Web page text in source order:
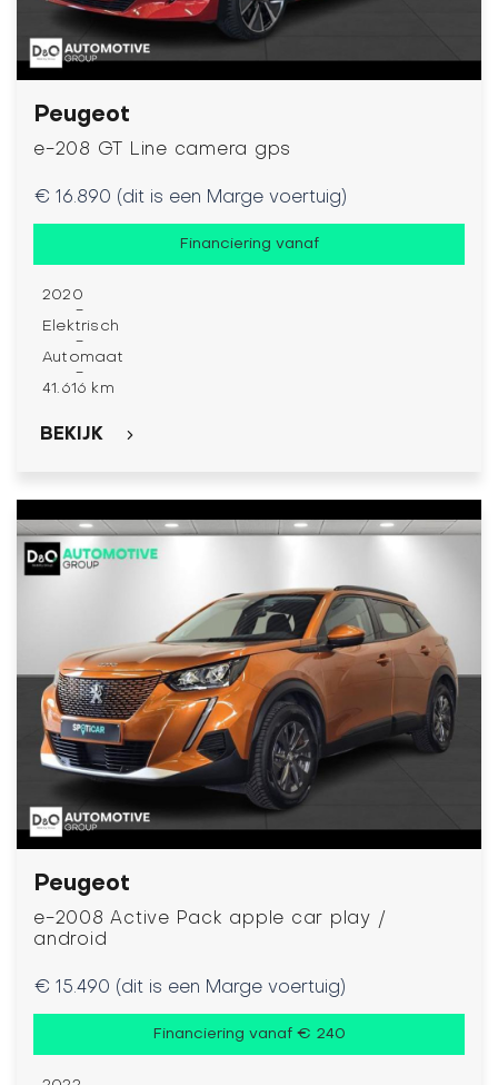
Peugeot
e-208 GT Line camera gps
€ 16.890 (dit is een Marge voertuig)
Financiering vanaf
2020
-
Elektrisch
-
Automaat
-
41.616 km
BEKIJK
Peugeot
e-2008 Active Pack apple car play /
android
€ 15.490 (dit is een Marge voertuig)
Financiering vanaf € 240